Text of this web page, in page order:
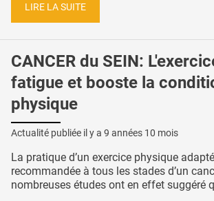
LIRE LA SUITE
CANCER du SEIN:
fatigue et booste la
physique
Actualité publiée il y a 9 années 10 mois
La pratique d’un exercice physique
recommandée à tous les stades d’un
nombreuses études ont en effet suggéré